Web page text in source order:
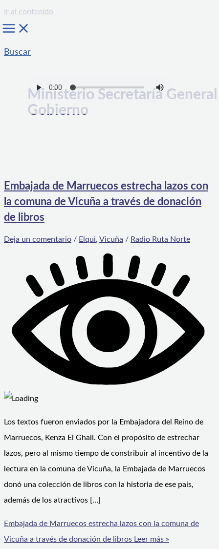
Ir al contenido
Buscar
Ministerio Secretaría
Gobierno
Embajada de Marruecos estrecha lazos con
la comuna de Vicuña a través de donación
de libros
Deja un comentario / Elqui, Vicuña / Radio Ruta Norte
Los textos fueron enviados por la Embajadora del Reino de
Marruecos, Kenza El Ghali. Con el propósito de estrechar
lazos, pero al mismo tiempo de constribuir al incentivo de la
lectura en la comuna de Vicuña, la Embajada de Marruecos
donó una colección de libros con la historia de ese país,
además de los atractivos […]
Embajada de Marruecos estrecha lazos con la comuna de
Vicuña a través de donación de libros Leer más »